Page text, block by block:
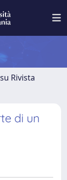
Rivista
di un